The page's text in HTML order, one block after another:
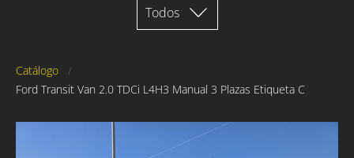
Todos
Catálogo
Ford Transit Van 2.0 TDCi L4H3 Manual 3 Plazas Etiqueta C